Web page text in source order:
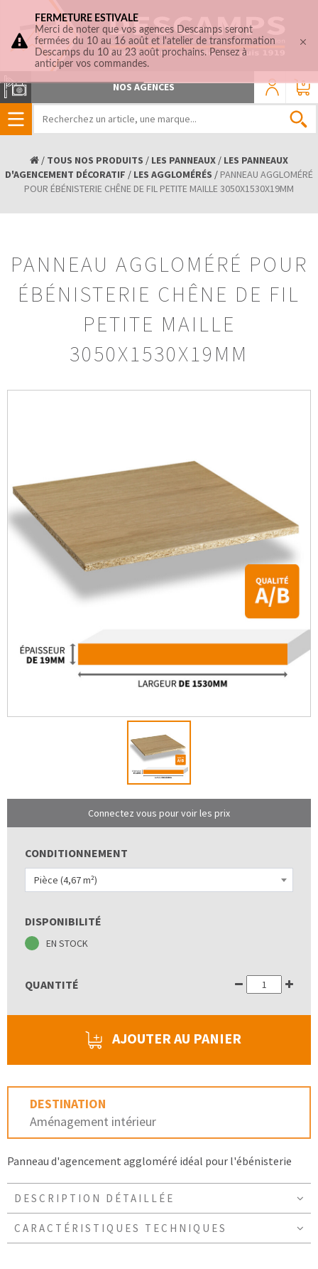
0
NOS AGENCES
/ TOUS NOS PRODUITS / LES PANNEAUX / LES PANNEAUX
D'AGENCEMENT DÉCORATIF / LES AGGLOMÉRÉS / PANNEAU AGGLOMÉRÉ
POUR ÉBÉNISTERIE CHÊNE DE FIL PETITE MAILLE 3050X1530X19MM
PANNEAU AGGLOMÉRÉ POUR
ÉBÉNISTERIE CHÊNE DE FIL
PETITE MAILLE
3050X1530X19MM
Connectez vous pour voir les prix
CONDITIONNEMENT
Pièce (4,67 m²)
DISPONIBILITÉ
EN STOCK
QUANTITÉ
AJOUTER AU PANIER
DESTINATION
Aménagement intérieur
Panneau d'agencement aggloméré idéal pour l'ébénisterie
DESCRIPTION DÉTAILLÉE
CARACTÉRISTIQUES TECHNIQUES
FERMETURE ESTIVALE
Merci de noter que vos agences Descamps seront
fermées du 10 au 16 août et l'atelier de transformation
Descamps du 10 au 23 août prochains. Pensez à
anticiper vos commandes.